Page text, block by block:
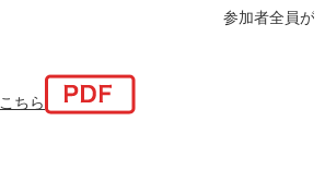
参加者全員が
こちら